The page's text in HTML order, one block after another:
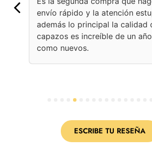
envío rápido y la atención
además lo principal la calidad
capazos es increíble de un
como nuevos.
9
ESCRIBE TU RESEÑA